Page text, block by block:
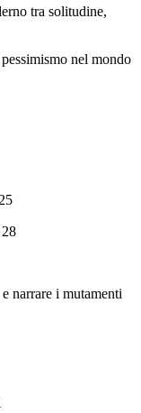
tra solitudine,
nel mondo
narrare i mutamenti